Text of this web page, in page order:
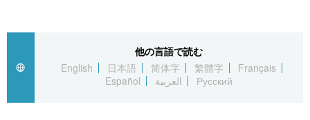
العربية
社会
文化
科学・技術
お知らせ
他の言語で読む
English
日本語 简体字 繁體字
Français
Español
العربية Русский